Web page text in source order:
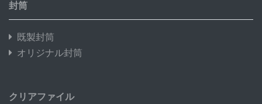
封筒
既製封筒
オリジナル封筒
クリアファイル